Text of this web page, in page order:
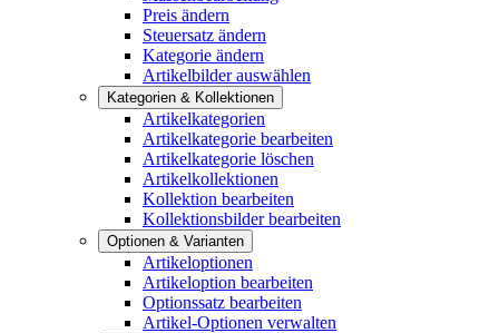
Preis ändern
Steuersatz ändern
Kategorie ändern
Artikelbilder auswählen
Kategorien & Kollektionen
Artikelkategorien
Artikelkategorie bearbeiten
Artikelkategorie löschen
Artikelkollektionen
Kollektion bearbeiten
Kollektionsbilder bearbeiten
Optionen & Varianten
Artikeloptionen
Artikeloption bearbeiten
Optionssatz bearbeiten
Artikel-Optionen verwalten